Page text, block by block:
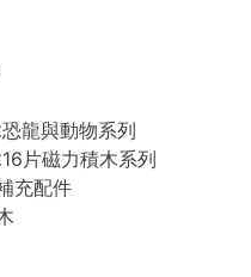
龍與動物系列
片磁力積木系列
充配件